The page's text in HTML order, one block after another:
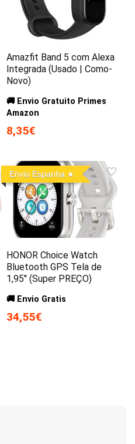
Amazfit Band 5 com Alexa
Integrada (Usado | Como-
Novo)
🚚 Envio Gratuito Primes
Amazon
8,35€
Envio Espanha
HONOR Choice Watch
Bluetooth GPS Tela de
1,95″ (Super PREÇO)
🚚 Envio Gratis
34,55€